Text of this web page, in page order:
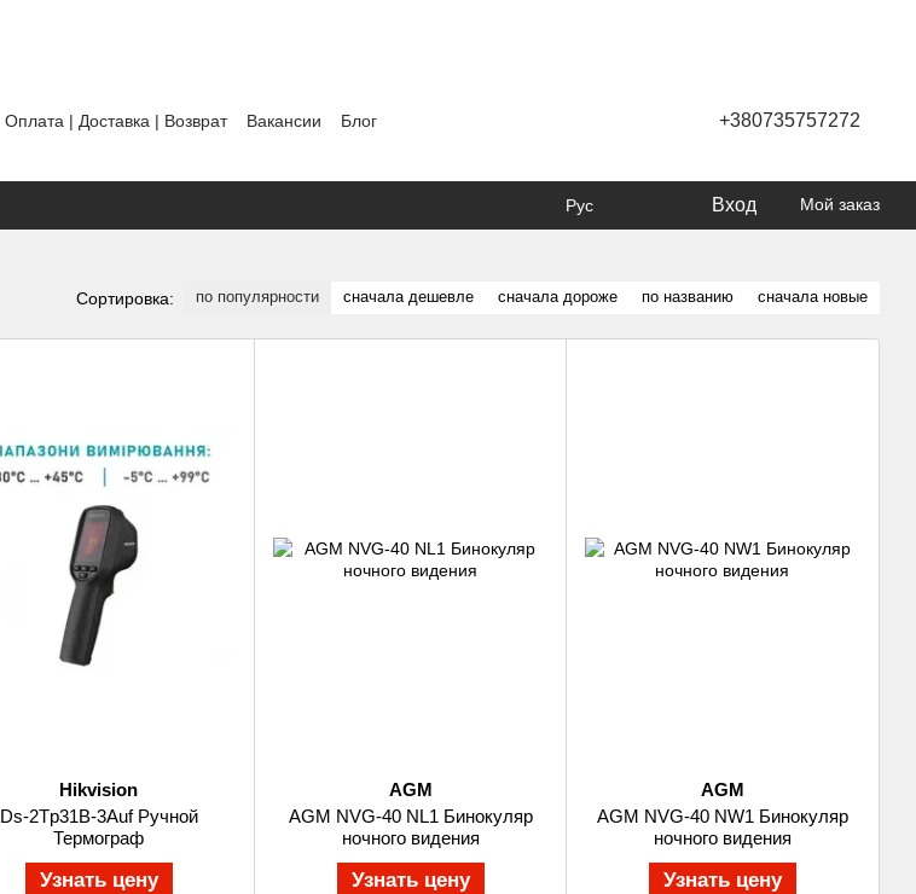
Оплата | Доставка | Возврат Вакансии
Блог
+380735757272
Рус Вход Мой заказ
Сортировка: по популярности сначала дешевле сначала дороже по названию сначала новые
Hikvision
Ds-2Tp31B-3Auf Ручной
Термограф
Узнать цену
AGM
AGM NVG-40 NL1 Бинокуляр
ночного видения
Узнать цену
AGM
AGM NVG-40 NW1 Бинокуляр
ночного видения
Узнать цену